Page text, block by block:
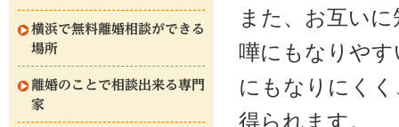
横浜で無料離婚相談ができる
場所
離婚のことで相談出来る専門
家
また、お互い
嘩にもなりや
にもなりにく
得られます。